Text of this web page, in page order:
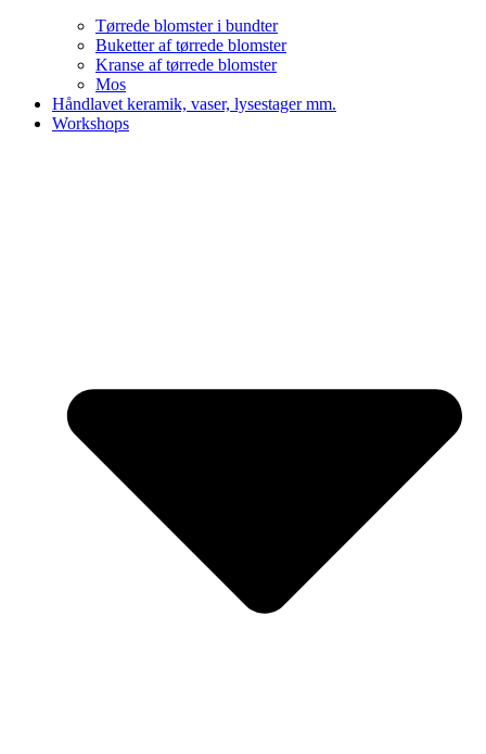
Tørrede blomster i bundter
Buketter af tørrede blomster
Kranse af tørrede blomster
Mos
Håndlavet keramik, vaser, lysestager mm.
Workshops